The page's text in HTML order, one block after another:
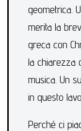
geometrica.
merita la
greca con
la chiarezza
musica. Un
in questo
Perché ci